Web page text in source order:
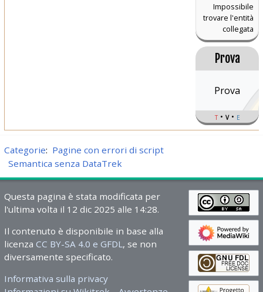
Impossibile
trovare l'entità
collegata
Prova
Prova
t v e
Categorie: Pagine con errori di script
Semantica senza DataTrek
Questa pagina è stata modificata per
l'ultima volta il 12 dic 2025 alle 14:28.
Il contenuto è disponibile in base alla
licenza CC BY-SA 4.0 e GFDL , se non
diversamente specificato.
Informativa sulla privacy